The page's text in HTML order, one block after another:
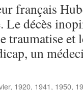
français
décès
traumatise et
un
, 1920, 1941, 1950,